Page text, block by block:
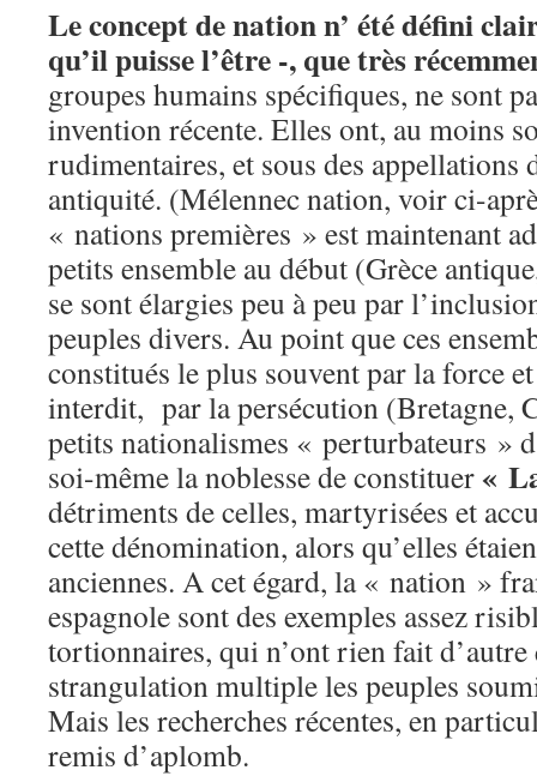
Le concept de nation n’ été défini
qu’il puisse l’être -, que très
groupes humains spécifiques, ne sont
invention récente. Elles ont, au moins
rudimentaires, et sous des appellations
antiquité. (Mélennec nation, voir ci-
« nations premières » est maintenant
petits ensemble au début (Grèce
se sont élargies peu à peu par
peuples divers. Au point que ces
constitués le plus souvent par la force
interdit, par la persécution (Bretagne,
petits nationalismes « perturbateurs »
soi-même la noblesse de constituer «
détriments de celles, martyrisées et
cette dénomination, alors qu’elles
anciennes. A cet égard, la « nation »
espagnole sont des exemples assez
tortionnaires, qui n’ont rien fait d’autre
strangulation multiple les peuples
Mais les recherches récentes, en
remis d’aplomb.